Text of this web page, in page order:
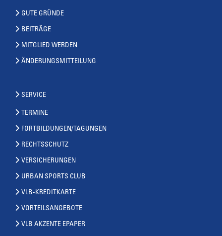
GUTE GRÜNDE
BEITRÄGE
MITGLIED WERDEN
ÄNDERUNGSMITTEILUNG
SERVICE
TERMINE
FORTBILDUNGEN/TAGUNGEN
RECHTSSCHUTZ
VERSICHERUNGEN
URBAN SPORTS CLUB
VLB-KREDITKARTE
VORTEILSANGEBOTE
VLB AKZENTE EPAPER